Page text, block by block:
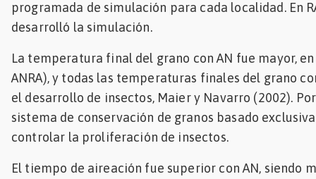
programada de simulación para cada localidad. En
desarrolló la simulación.
La temperatura final del grano con AN fue mayor,
ANRA), y todas las temperaturas finales del grano
el desarrollo de insectos, Maier y Navarro (2002).
sistema de conservación de granos basado
controlar la proliferación de insectos.
El tiempo de aireación fue superior con AN, siendo